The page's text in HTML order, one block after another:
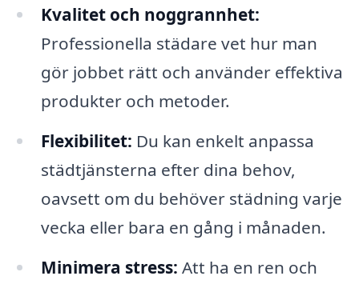
Kvalitet och noggrannhet:
Professionella städare vet hur man
gör jobbet rätt och använder effektiva
produkter och metoder.
Flexibilitet: Du kan enkelt anpassa
städtjänsterna efter dina behov,
oavsett om du behöver städning varje
vecka eller bara en gång i månaden.
Minimera stress: Att ha en ren och